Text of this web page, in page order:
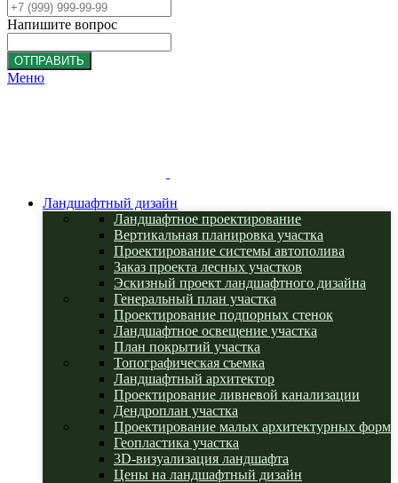
Напишите вопрос
ОТПРАВИТЬ
Меню
Ландшафтный дизайн
Ландшафтное проектирование
Вертикальная планировка участка
Проектирование системы автополива
Заказ проекта лесных участков
Эскизный проект ландшафтного дизайна
Генеральный план участка
Проектирование подпорных стенок
Ландшафтное освещение участка
План покрытий участка
Топографическая съемка
Ландшафтный архитектор
Проектирование ливневой канализации
Дендроплан участка
Проектирование малых архитектурных форм
Геопластика участка
3D-визуализация ландшафта
Цены на ландшафтный дизайн